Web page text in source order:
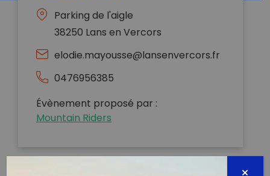
Parking de l'aigle
38250 Lans en Vercors
elodie.mayousse@lansenvercors.fr
0476956385
Évènement proposé par :
Mountain Riders